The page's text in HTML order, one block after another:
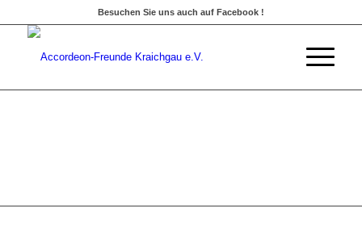
Besuchen Sie uns auch auf Facebook !